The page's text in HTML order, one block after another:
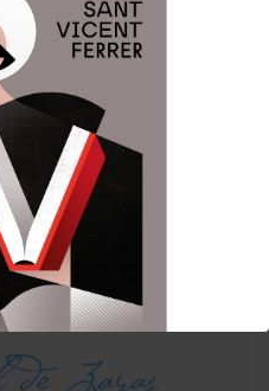
de su Presidente
Galiana y, a propuesta de
se ha hecho oficial la
de Macu Atienza
Clavariesa de
vicentinas para el
año, algo que…
noticia